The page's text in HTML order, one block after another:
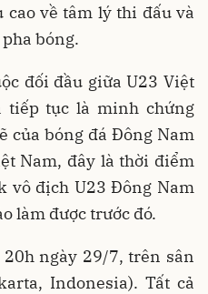
cao về tâm lý thi đấu và
bóng.
đối đầu giữa U23 Việt
tiếp tục là minh chứng
của bóng đá Đông Nam
Nam, đây là thời điểm
vô địch U23 Đông Nam
làm được trước đó.
ngày 29/7, trên sân
Indonesia). Tất cả